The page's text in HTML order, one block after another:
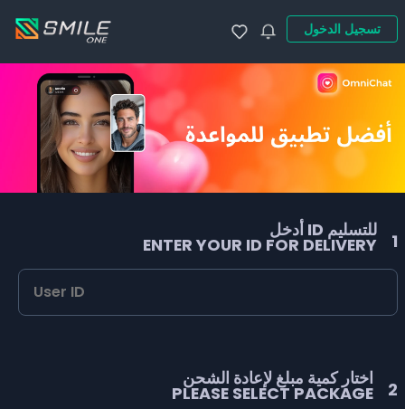
تسجيل الدخول
1
للتسليم ID أدخل
ENTER YOUR ID FOR DELIVERY
2
اختار كمية مبلغ لإعادة الشحن
PLEASE SELECT PACKAGE